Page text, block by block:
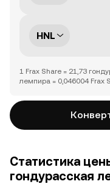
HNL
1 Frax Share = 21,73
лемпира = 0,046004 Frax
Статистика
гондурасская